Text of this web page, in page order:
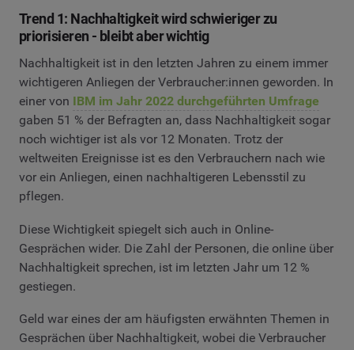
Trend 1: Nachhaltigkeit wird schwieriger zu
priorisieren - bleibt aber wichtig
Nachhaltigkeit ist in den letzten Jahren zu einem immer
wichtigeren Anliegen der Verbraucher:innen geworden. In
einer von IBM im Jahr 2022 durchgeführten Umfrage
gaben 51 % der Befragten an, dass Nachhaltigkeit sogar
noch wichtiger ist als vor 12 Monaten. Trotz der
weltweiten Ereignisse ist es den Verbrauchern nach wie
vor ein Anliegen, einen nachhaltigeren Lebensstil zu
pflegen.
Diese Wichtigkeit spiegelt sich auch in Online-
Gesprächen wider. Die Zahl der Personen, die online über
Nachhaltigkeit sprechen, ist im letzten Jahr um 12 %
gestiegen.
Geld war eines der am häufigsten erwähnten Themen in
Gesprächen über Nachhaltigkeit, wobei die Verbraucher